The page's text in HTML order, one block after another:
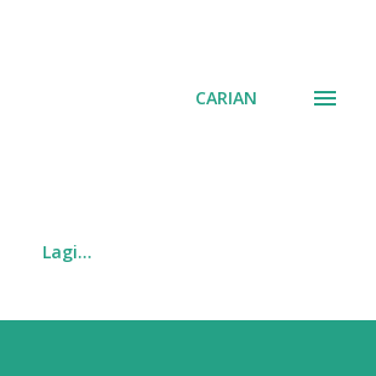
CARIAN
Lagi…